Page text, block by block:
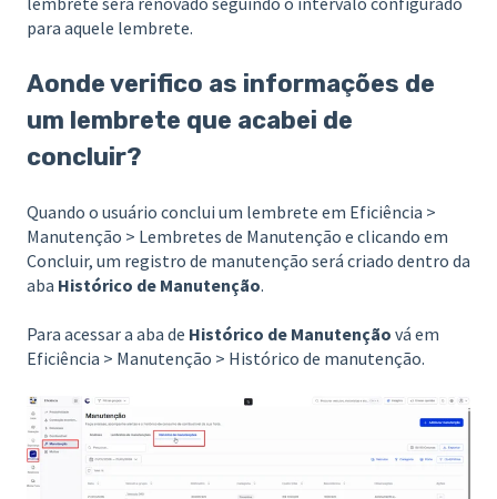
para aquele lembrete.
Aonde verifico as informações de
um lembrete que acabei de
concluir?
Quando o usuário conclui um lembrete em Eficiência >
Manutenção > Lembretes de Manutenção e clicando em
Concluir, um registro de manutenção será criado dentro da
aba Histórico de Manutenção.
Para acessar a aba de Histórico de Manutenção vá em
Eficiência > Manutenção > Histórico de manutenção.